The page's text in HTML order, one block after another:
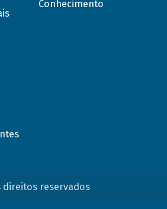
Conhecimento
direitos reservados